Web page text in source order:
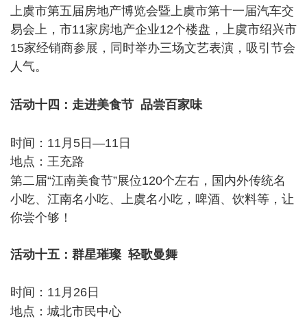
上虞市第五届房地产博览会暨上虞市第十一届汽车交
易会上，市11家房地产企业12个楼盘，上虞市绍兴市
15家经销商参展，同时举办三场文艺表演，吸引节会
人气。
活动十四：走进美食节 品尝百家味
时间：11月5日—11日
地点：王充路
第二届“江南美食节”展位120个左右，国内外传统名
小吃、江南名小吃、上虞名小吃，啤酒、饮料等，让
你尝个够！
活动十五：群星璀璨 轻歌曼舞
时间：11月26日
地点：城北市民中心